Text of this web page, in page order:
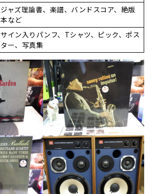
ジャズ理論書、楽譜、バンドスコア、絶版
本など
サイン入りパンフ、Tシャツ、ピック、ポス
ター、写真集